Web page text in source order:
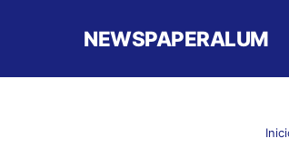
NEWSPAPERALUM